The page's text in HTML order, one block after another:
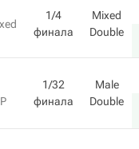
1/4
финала
Mixed
Double
1/32
финала
Male
Double